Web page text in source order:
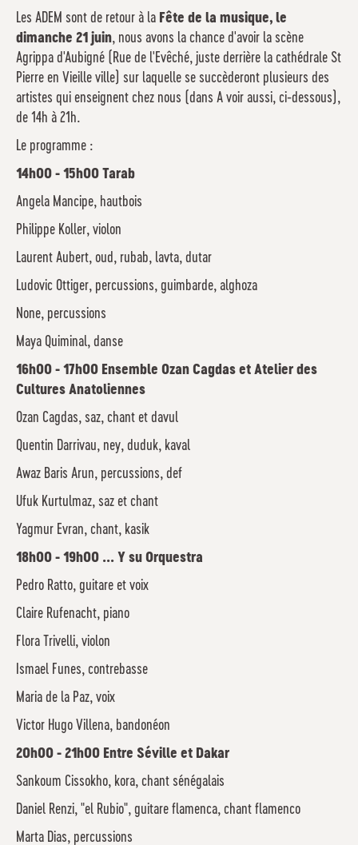
Les ADEM sont de retour à la Fête de la musique, le
dimanche 21 juin, nous avons la chance d'avoir la scène
Agrippa d'Aubigné (Rue de l'Evêché, juste derrière la cathédrale St
Pierre en Vieille ville) sur laquelle se succèderont plusieurs des
artistes qui enseignent chez nous (dans A voir aussi, ci-dessous),
de 14h à 21h.
Le programme :
14h00 - 15h00 Tarab
Angela Mancipe, hautbois
Philippe Koller, violon
Laurent Aubert, oud, rubab, lavta, dutar
Ludovic Ottiger, percussions, guimbarde, alghoza
None, percussions
Maya Quiminal, danse
16h00 - 17h00 Ensemble Ozan Cagdas et Atelier des
Cultures Anatoliennes
Ozan Cagdas, saz, chant et davul
Quentin Darrivau, ney, duduk, kaval
Awaz Baris Arun, percussions, def
Ufuk Kurtulmaz, saz et chant
Yagmur Evran, chant, kasik
18h00 - 19h00 ... Y su Orquestra
Pedro Ratto, guitare et voix
Claire Rufenacht, piano
Flora Trivelli, violon
Ismael Funes, contrebasse
Maria de la Paz, voix
Victor Hugo Villena, bandonéon
20h00 - 21h00 Entre Séville et Dakar
Sankoum Cissokho, kora, chant sénégalais
Daniel Renzi, "el Rubio", guitare flamenca, chant flamenco
Marta Dias, percussions